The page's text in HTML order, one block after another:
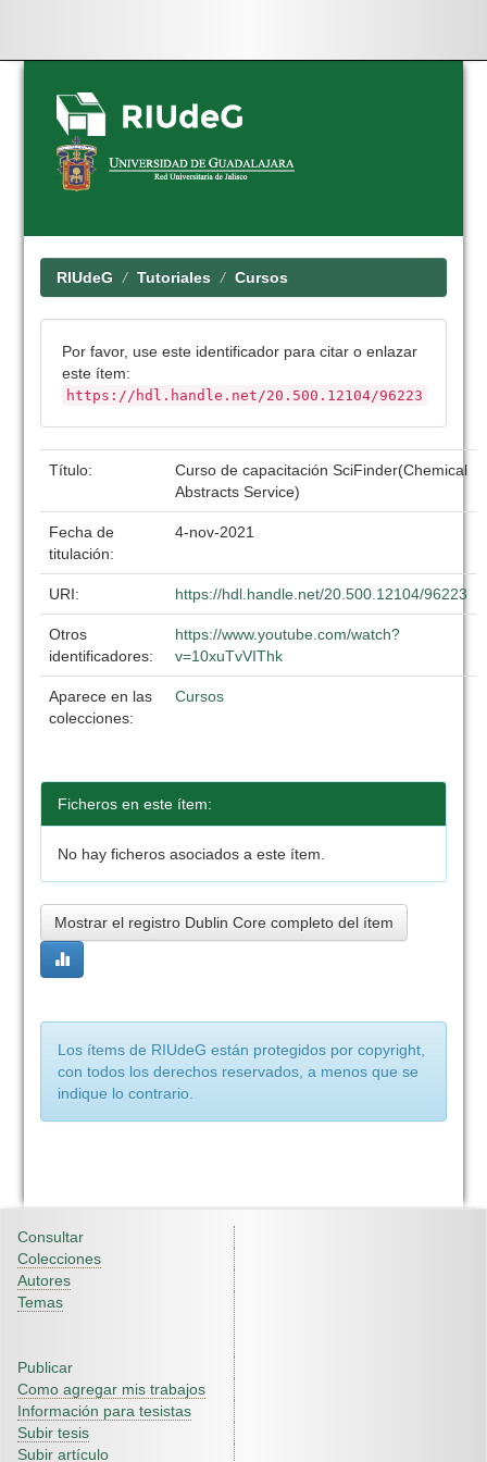
Skip
navigation
RIUdeG Tutoriales Cursos
Por favor, use este identificador para citar o enlazar
este ítem:
https://hdl.handle.net/20.500.12104/96223
Título:
Curso de capacitación SciFinder(Chemical
Abstracts Service)
Fecha de
titulación:
4-nov-2021
URI: https://hdl.handle.net/20.500.12104/96223
Otros
identificadores:
https://www.youtube.com/watch?
v=10xuTvVIThk
Aparece en las
colecciones:
Cursos
Ficheros en este ítem:
No hay ficheros asociados a este ítem.
Mostrar el registro Dublin Core completo del ítem
Los ítems de RIUdeG están protegidos por copyright,
con todos los derechos reservados, a menos que se
indique lo contrario.
Consultar
Colecciones
Autores
Temas
Publicar
Como agregar mis trabajos
Información para tesistas
Subir tesis
Subir artículo